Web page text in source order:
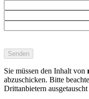
lasse
dieses
Feld
leer.
Sie müssen den Inhalt von
abzuschicken. Bitte
Drittanbietern